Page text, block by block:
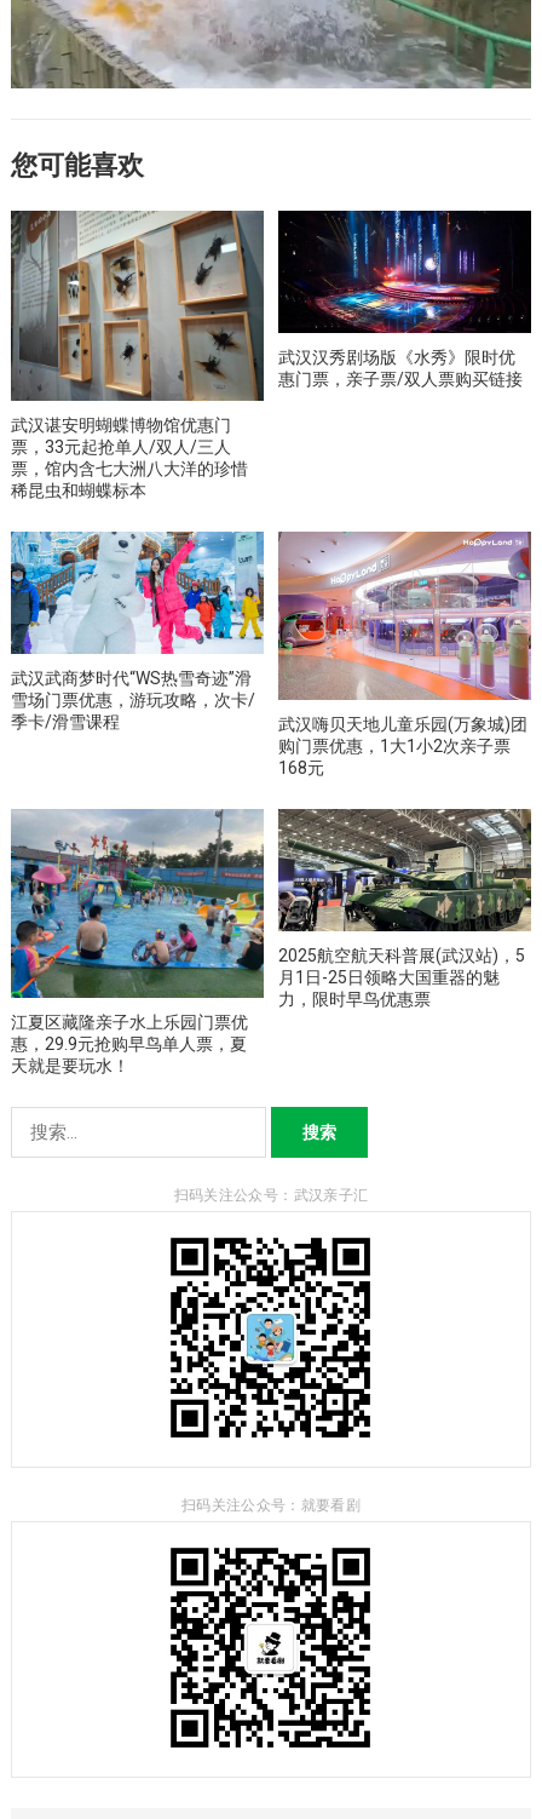
您可能喜欢
武汉谌安明蝴蝶博物馆优惠门
票，33元起抢单人/双人/三人
票，馆内含七大洲八大洋的珍惜
稀昆虫和蝴蝶标本
武汉汉秀剧场版《水秀》限时优
惠门票，亲子票/双人票购买链接
武汉武商梦时代“WS热雪奇迹”滑
雪场门票优惠，游玩攻略，次卡/
季卡/滑雪课程
武汉嗨贝天地儿童乐园(万象城)团
购门票优惠，1大1小2次亲子票
168元
江夏区藏隆亲子水上乐园门票优
惠，29.9元抢购早鸟单人票，夏
天就是要玩水！
2025航空航天科普展(武汉站)，5
月1日-25日领略大国重器的魅
力，限时早鸟优惠票
索：
扫码关注公众号：武汉亲子汇
扫码关注公众号：就要看剧